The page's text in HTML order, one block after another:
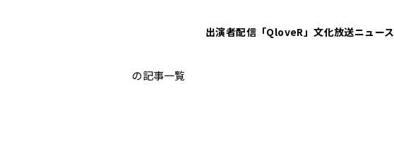
出演者配信「QloveR」文化放送ニュース
の記事一覧